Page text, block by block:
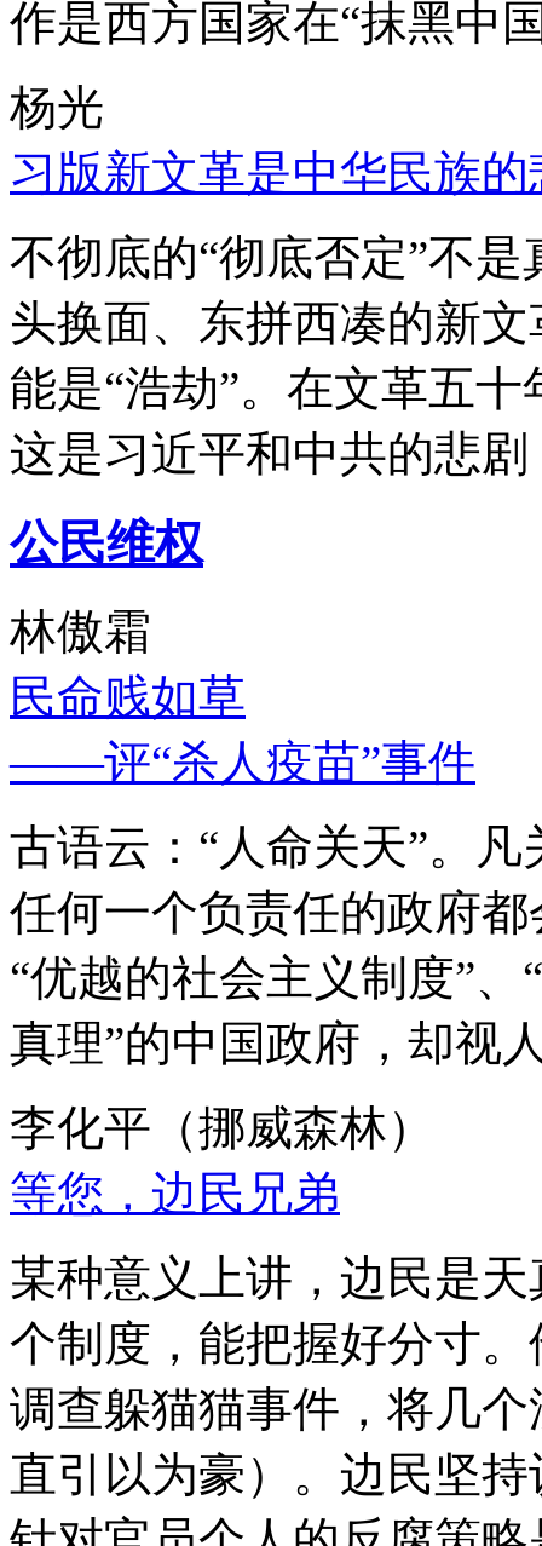
作是西方国家在“抹黑中
杨光
习版新文革是中华民族的
不彻底的“彻底否定”不
头换面、东拼西凑的新
能是“浩劫”。在文革五
这是习近平和中共的悲
公民维权
林傲霜
民命贱如草
——评“杀人疫苗”事件
古语云：“人命关天”。
任何一个负责任的政府
“优越的社会主义制度”
真理”的中国政府，却视
李化平（挪威森林）
等您，边民兄弟
某种意义上讲，边民是
个制度，能把握好分寸
调查躲猫猫事件，将几
直引以为豪）。边民坚